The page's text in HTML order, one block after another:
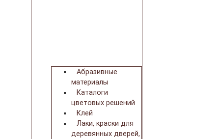
Абразивные
материалы
Каталоги
цветовых решений
Клей
Лаки, краски для
деревянных дверей,